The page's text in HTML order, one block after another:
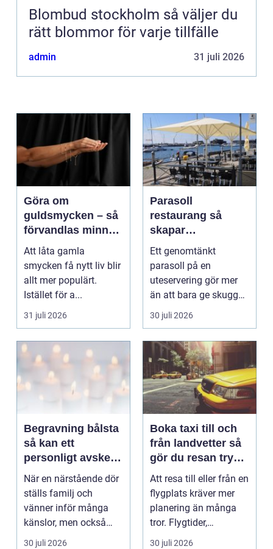
Blombud stockholm så väljer du
rätt blommor för varje tillfälle
admin 31 juli 2026
Göra om
guldsmycken – så
förvandlas minnen
till nya favoriter
Att låta gamla
smycken få nytt liv blir
allt mer populärt.
Istället för a...
31 juli 2026
Parasoll
restaurang så
skapar
uteserveringen rätt
känsla året runt
Ett genomtänkt
parasoll på en
uteservering gör mer
än att bara ge skugga.
Det påverkar hur länge
gäs...
30 juli 2026
Begravning bålsta
så kan ett
personligt avsked
formas
När en närstående dör
ställs familj och
vänner inför många
känslor, men också
praktiska beslut. En b...
30 juli 2026
Boka taxi till och
från landvetter så
gör du resan trygg
och smidig
Att resa till eller från en
flygplats kräver mer
planering än många
tror. Flygtider,
packning, säker...
30 juli 2026